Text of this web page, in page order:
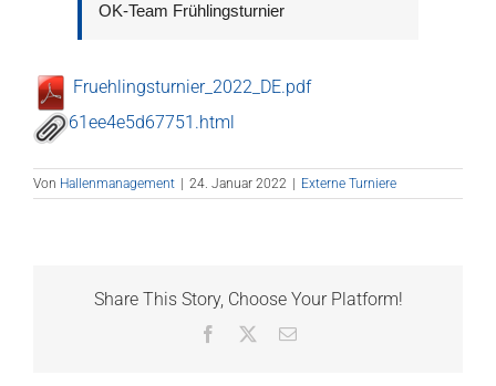
OK-Team Frühlingsturnier
Fruehlingsturnier_2022_DE.pdf
61ee4e5d67751.html
Von Hallenmanagement 24. Januar 2022 Externe Turniere
Share This Story, Choose Your Platform!
Facebook
E-